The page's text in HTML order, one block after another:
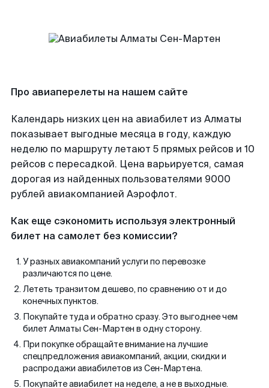
Про авиаперелеты на нашем сайте
Календарь низких цен на авиабилет из Алматы
показывает выгодные месяца в году, каждую
неделю по маршруту летают 5 прямых рейсов и 10
рейсов с пересадкой. Цена варьируется, самая
дорогая из найденных пользователями 9000
рублей авиакомпанией Аэрофлот.
Как еще сэкономить используя электронный
билет на самолет без комиссии?
У разных авиакомпаний услуги по перевозке
различаются по цене.
Лететь транзитом дешево, по сравнению от и до
конечных пунктов.
Покупайте туда и обратно сразу. Это выгоднее чем
билет Алматы Сен-Мартен в одну сторону.
При покупке обращайте внимание на лучшие
спецпредложения авиакомпаний, акции, скидки и
распродажи авиабилетов из Сен-Мартена.
Покупайте авиабилет на неделе, а не в выходные.